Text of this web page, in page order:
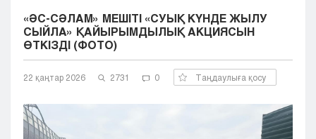
Кокшетау
Костанай
Кызылорда
Павлодар
Семей
Талдыкорган
«ӘС-СӘЛАМ» МЕШІТІ «СУЫҚ КҮНДЕ ЖЫЛУ
СЫЙЛА» ҚАЙЫРЫМДЫЛЫҚ АКЦИЯСЫН
ӨТКІЗДІ (ФОТО)
22 қаңтар 2026 2731 0 Таңдаулыға қосу